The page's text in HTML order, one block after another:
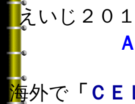
えいじ２０
Ａ
海外で 「 Ｃ